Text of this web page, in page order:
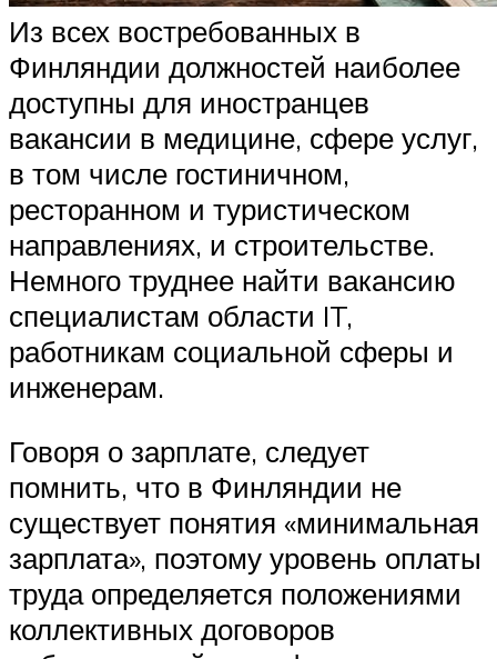
Из всех востребованных в
Финляндии должностей наиболее
доступны для иностранцев
вакансии в медицине, сфере услуг,
в том числе гостиничном,
ресторанном и туристическом
направлениях, и строительстве.
Немного труднее найти вакансию
специалистам области IT,
работникам социальной сферы и
инженерам.
Говоря о зарплате, следует
помнить, что в Финляндии не
существует понятия «минимальная
зарплата», поэтому уровень оплаты
труда определяется положениями
коллективных договоров